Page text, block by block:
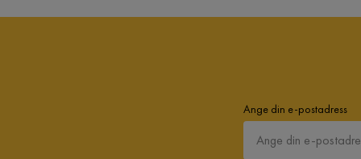
Ange din e-postadress